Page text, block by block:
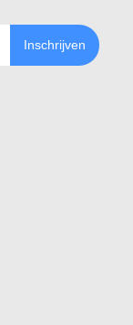
Inschrijven